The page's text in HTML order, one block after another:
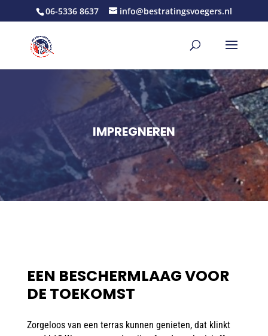
06-5336 8637 info@bestratingsvoegers.nl
IMPREGNEREN
EEN BESCHERMLAAG VOOR
DE TOEKOMST
Zorgeloos van een terras kunnen genieten, dat klinkt